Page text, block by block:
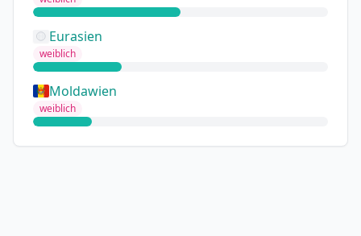
Eurasien
weiblich
Moldawien
weiblich